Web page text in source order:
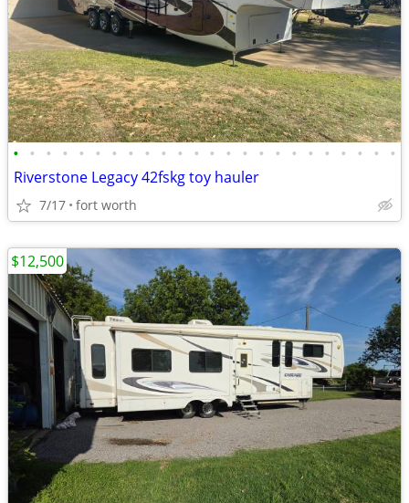
• • • • • • • • • • • • • • • • • • • • • • • •
Riverstone Legacy 42fskg toy hauler
7/17 fort worth
$12,500